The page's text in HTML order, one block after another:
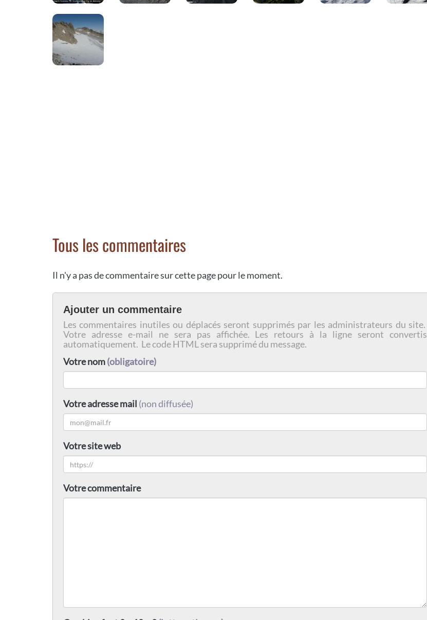
Tous les commentaires
Il n'y a pas de commentaire sur cette page pour le moment.
Ajouter un commentaire
Les commentaires inutiles ou déplacés seront supprimés par les administrateurs du site.
Votre adresse e-mail ne sera pas affichée. Les retours à la ligne seront convertis
automatiquement. Le code HTML sera supprimé du message.
Votre nom(obligatoire)
Votre adresse mail (non diffusée)
Votre site web
Votre commentaire